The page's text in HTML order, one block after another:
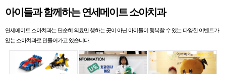
아이들과 함께하는 연세메이트 소아치과
연세메이트 소아치과는 단순히 의료만 행하는 곳이 아닌 아이들이 행복할 수 있는 다양한 이벤트가
있는 소아치과로 만들어가고 있습니다.